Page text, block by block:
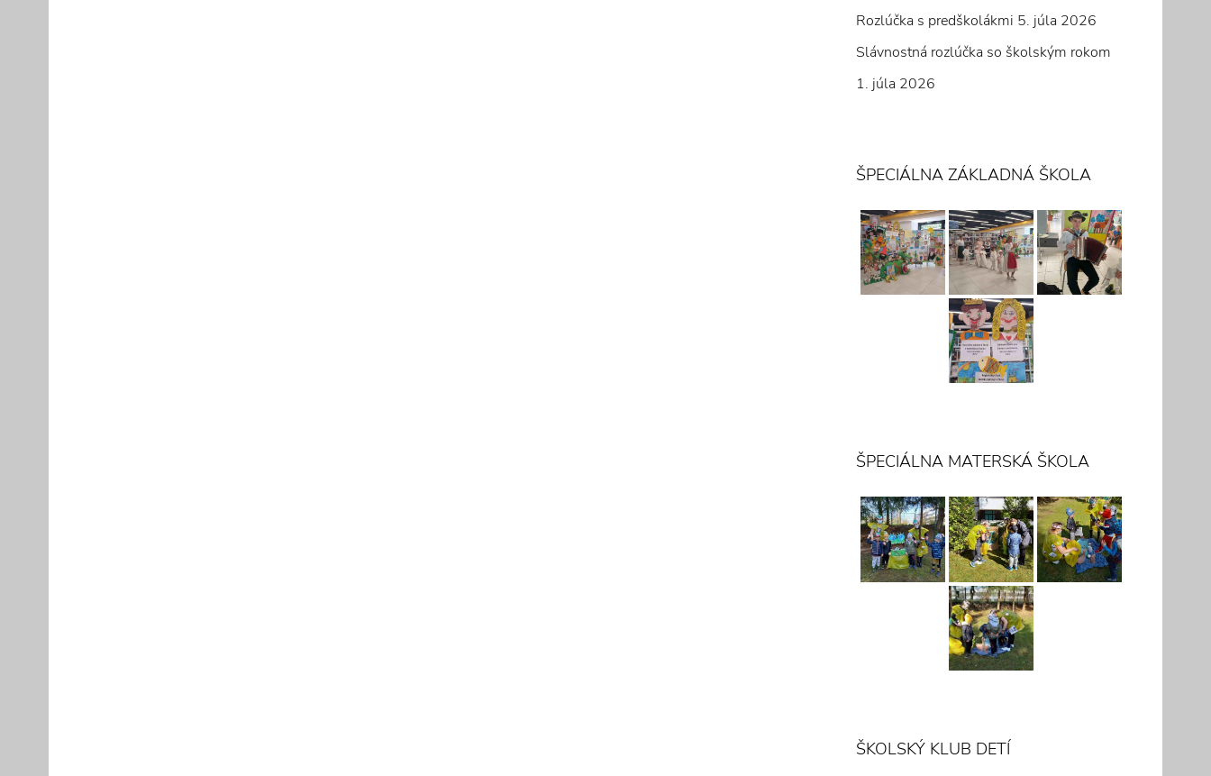
Rozlúčka s predškolákmi 5. júla 2026
Slávnostná rozlúčka so školským rokom
1. júla 2026
ŠPECIÁLNA ZÁKLADNÁ ŠKOLA
ŠPECIÁLNA MATERSKÁ ŠKOLA
ŠKOLSKÝ KLUB DETÍ